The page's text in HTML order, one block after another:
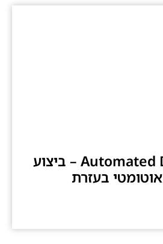
Automated Deployments – ביצוע
Deployment אוטומטי בעזרת